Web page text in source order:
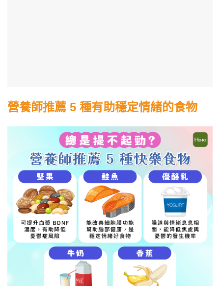
營養師推薦 5 種有助穩定情緒的食物